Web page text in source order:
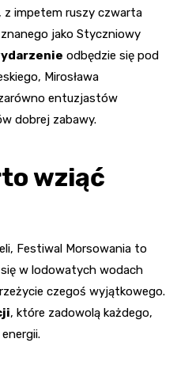
z impetem ruszy czwarta
jako Styczniowy
odbędzie się pod
Mirosława
entuzjastów
dobrej zabawy.
wziąć
Festiwal Morsowania to
w lodowatych wodach
czegoś wyjątkowego.
, które zadowolą każdego,